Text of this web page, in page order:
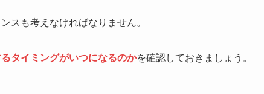
スも考えなければなりません。
タイミングがいつになるのかを確認しておきましょう。